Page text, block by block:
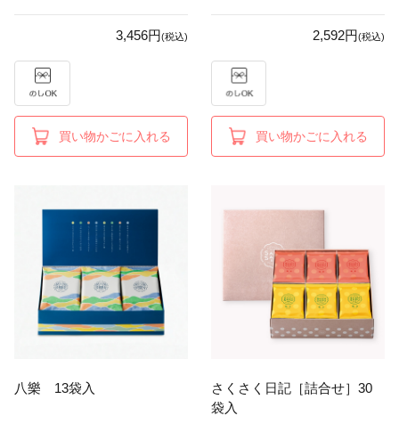
3,456円(税込)
買い物かごに入れる
2,592円(税込)
買い物かごに入れる
八樂 13袋入
さくさく日記［詰合せ］30
袋入